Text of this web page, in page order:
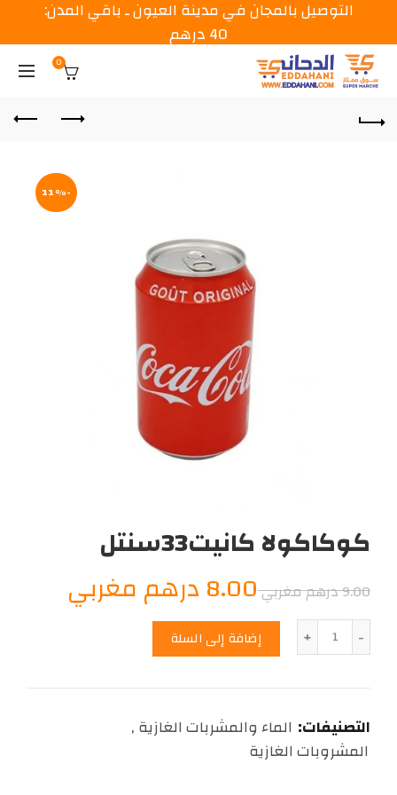
0
-11%
كوكاكولا كانيت33سنتل
9.00درهم مغربيالسعر
الأصلي
هو:
درهم
8.00درهم مغربي
الكمية إضافة إلى السلة
التصنيفات: الماء والمشربات الغازية,
المشروبات الغازية
التوصيل بالمجان في مدينة العيون ـ باقي المدن:
40 درهم